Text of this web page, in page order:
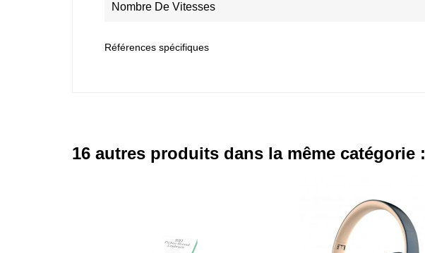
Nombre De Vitesses
Références spécifiques
16 autres produits dans la même catégorie :